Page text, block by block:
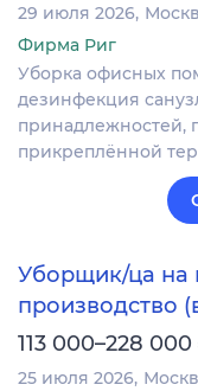
29 июля 2026
Фирма Риг
Уборка офисных
дезинфекция
принадлежностей,
прикреплённой
Уборщик/ца на
производство
113 000–228 000
25 июля 2026